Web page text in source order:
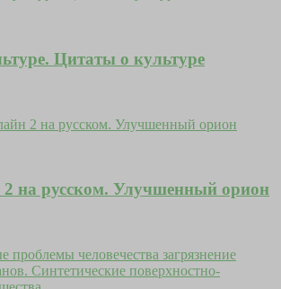
Цитаты о культуре
на русском. Улучшенный орион